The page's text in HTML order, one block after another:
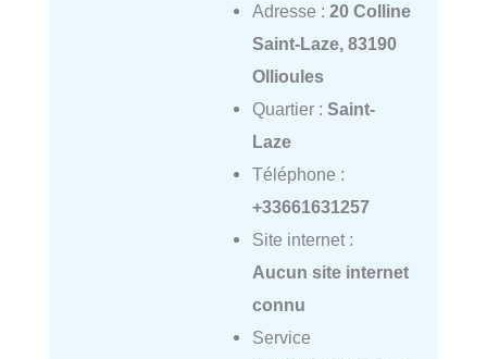
Adresse : 20 Colline
Saint-Laze, 83190
Ollioules
Quartier : Saint-
Laze
Téléphone :
+33661631257
Site internet :
Aucun site internet
connu
Service